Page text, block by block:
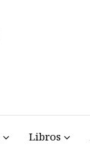
Libros